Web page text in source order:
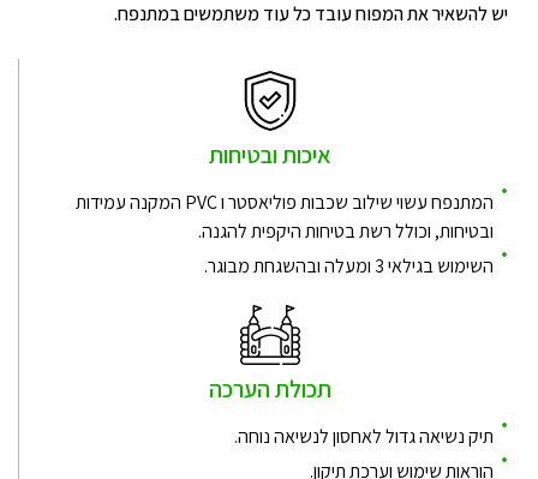
יש להשאיר את המפוח עובד כל עוד משתמשים במתנפח.
איכות ובטיחות
המתנפח עשוי שילוב שכבות פוליאסטר ו PVC המקנה עמידות
ובטיחות, וכולל רשת בטיחות היקפית להגנה.
השימוש בגילאי 3 ומעלה ובהשגחת מבוגר.
תכולת הערכה
תיק נשיאה גדול לאחסון לנשיאה נוחה.
הוראות שימוש וערכת תיקון.